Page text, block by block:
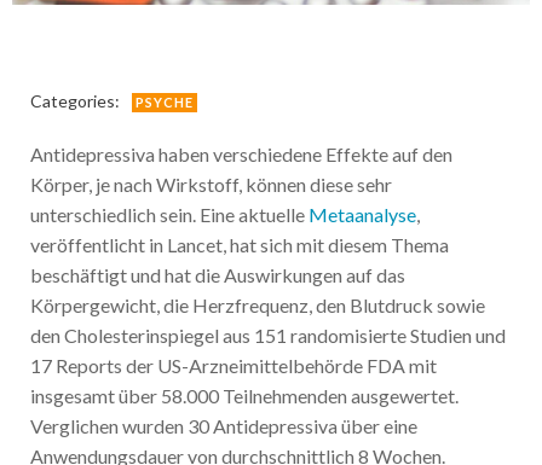
Categories: PSYCHE
Antidepressiva haben verschiedene Effekte auf den
Körper, je nach Wirkstoff, können diese sehr
unterschiedlich sein. Eine aktuelle Metaanalyse,
veröffentlicht in Lancet, hat sich mit diesem Thema
beschäftigt und hat die Auswirkungen auf das
Körpergewicht, die Herzfrequenz, den Blutdruck sowie
den Cholesterinspiegel aus 151 randomisierte Studien und
17 Reports der US-Arzneimittelbehörde FDA mit
insgesamt über 58.000 Teilnehmenden ausgewertet.
Verglichen wurden 30 Antidepressiva über eine
Anwendungsdauer von durchschnittlich 8 Wochen.